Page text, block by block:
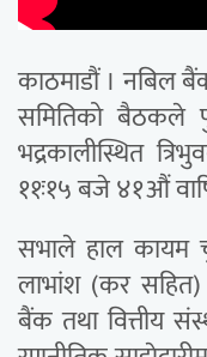
काठमाडौं । नबिल
समितिको बैठकले
भद्रकालीस्थित
११ः१५ बजे ४१औं
सभाले हाल कायम
लाभांश (कर सहित)
बैंक तथा वित्तीय